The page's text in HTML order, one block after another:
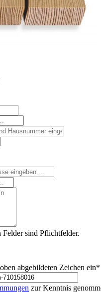
sind Pflichtfelder.
abgebildeten Zeichen ein*
zur Kenntnis